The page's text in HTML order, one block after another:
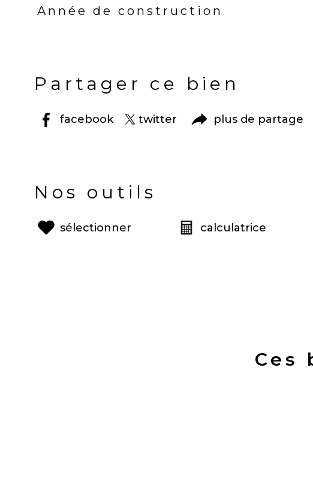
Année de construction
Partager ce bien
facebook twitter plus de partage
Nos outils
sélectionner calculatrice
Ces